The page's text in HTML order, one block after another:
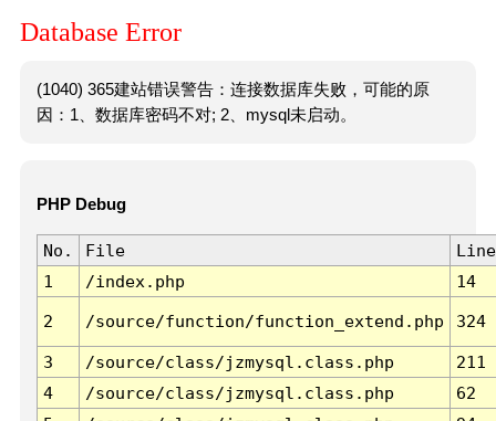
Database Error
(1040) 365建站错误警告：连接数据库失败，可能的原
因：1、数据库密码不对; 2、mysql未启动。
PHP Debug
No. File
Line
1
/index.php 14
2 /source/function/function_extend.php 324
3 /source/class/jzmysql.class.php
211
4
/source/class/jzmysql.class.php
62